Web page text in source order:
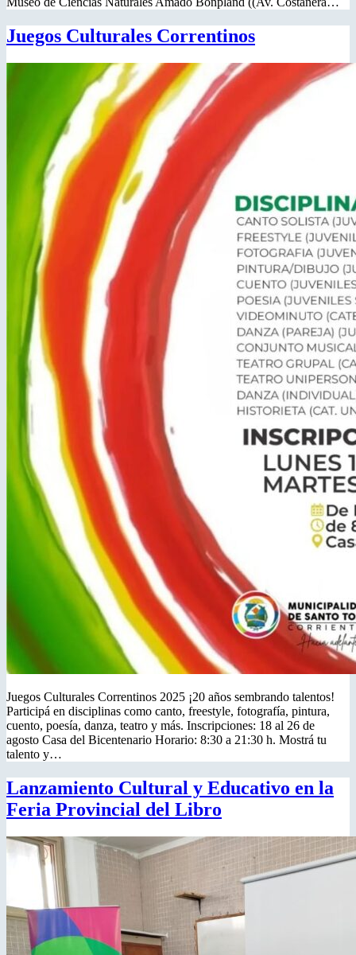
Juegos Culturales Correntinos
Juegos Culturales Correntinos 2025 ¡20 años sembrando talentos!
Participá en disciplinas como canto, freestyle, fotografía, pintura,
cuento, poesía, danza, teatro y más. Inscripciones: 18 al 26 de
agosto Casa del Bicentenario Horario: 8:30 a 21:30 h. Mostrá tu
talento y…
Lanzamiento Cultural y Educativo en la
Feria Provincial del Libro